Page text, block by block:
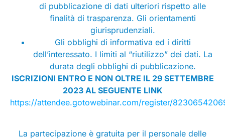
di pubblicazione di dati ulteriori rispetto alle
finalità di trasparenza. Gli orientamenti
giurisprudenziali.
Gli obblighi di informativa ed i diritti
dell’interessato. I limiti al “riutilizzo” dei dati. La
durata degli obblighi di pubblicazione.
ISCRIZIONI ENTRO E NON OLTRE IL 29 SETTEMBRE
2023 AL SEGUENTE LINK
https://attendee.gotowebinar.com/register/
La partecipazione è gratuita per il personale delle